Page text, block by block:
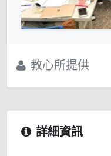
教心所提供
詳細資訊